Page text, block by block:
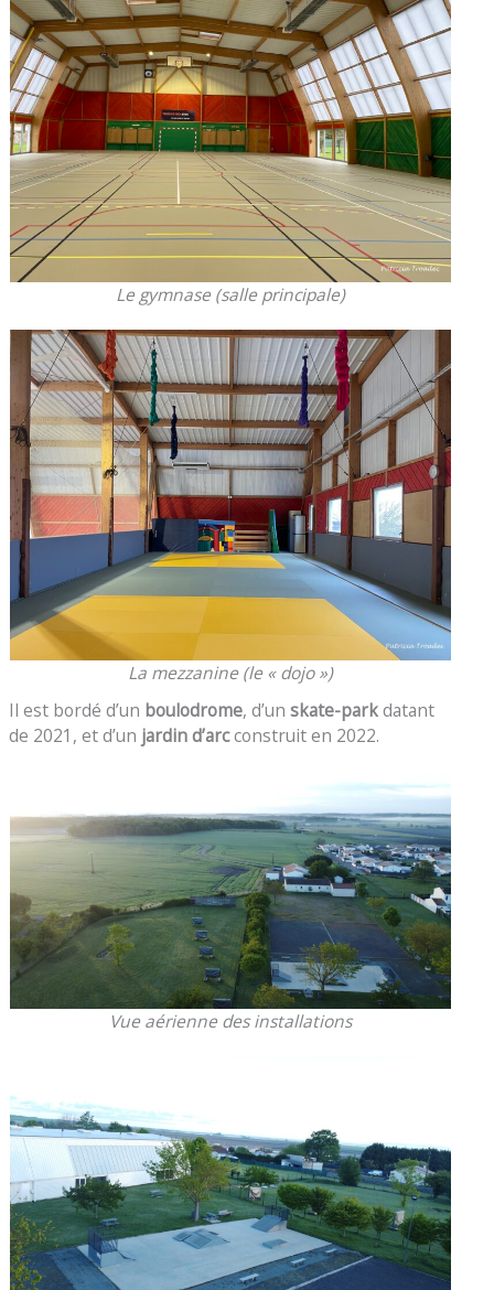
Le gymnase (salle principale)
La mezzanine (le « dojo »)
Il est bordé d’un boulodrome, d’unskate-parkdatant
de 2021, et d’un jardin d’arcconstruit en 2022.
Vue aérienne des installations